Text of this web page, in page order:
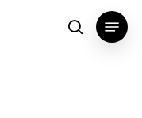
search
Menu